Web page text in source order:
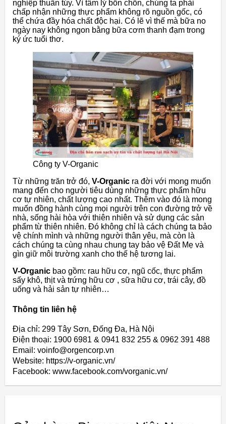
nghiệp thuần túy. Vì tâm lý bồn chồn, chúng ta phải
chấp nhận những thực phẩm không rõ nguồn gốc, có
thể chứa đầy hóa chất độc hại. Có lẽ vì thế mà bữa no
ngày nay không ngon bằng bữa cơm thanh đạm trong
ký ức tuổi thơ.
Công ty V-Organic
Từ những trăn trở đó, V-Organic ra đời với mong muốn
mang đến cho người tiêu dùng những thực phẩm hữu
cơ tự nhiên, chất lượng cao nhất. Thêm vào đó là mong
muốn đồng hành cùng mọi người trên con đường trở về
nhà, sống hài hòa với thiên nhiên và sử dụng các sản
phẩm từ thiên nhiên. Đó không chỉ là cách chúng ta bảo
vệ chính mình và những người thân yêu, mà còn là
cách chúng ta cùng nhau chung tay bảo vệ Đất Mẹ và
gìn giữ môi trường xanh cho thế hệ tương lai.
V-Organic bao gồm: rau hữu cơ, ngũ cốc, thực phẩm
sấy khô, thịt và trứng hữu cơ , sữa hữu cơ, trái cây, đồ
uống và hải sản tự nhiên…
Thông tin liên hệ
Địa chỉ: 299 Tây Sơn, Đống Đa, Hà Nội
Điện thoại: 1900 6981 & 0941 832 255 & 0962 391 488
Email: voinfo@orgencorp.vn
Website: https://v-organic.vn/
Facebook: www.facebook.com/vorganic.vn/